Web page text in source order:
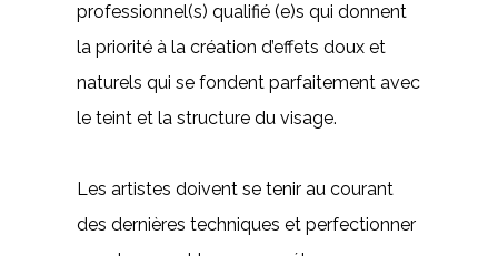
professionnel(s) qualifié (e)s qui donnent
la priorité à la création d’effets doux et
naturels qui se fondent parfaitement avec
le teint et la structure du visage.
Les artistes doivent se tenir au courant
des dernières techniques et perfectionner